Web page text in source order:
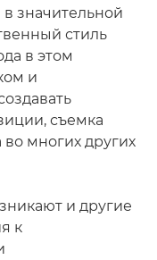
значительной
стиль
в этом
и
съемка
многих других
и другие
к